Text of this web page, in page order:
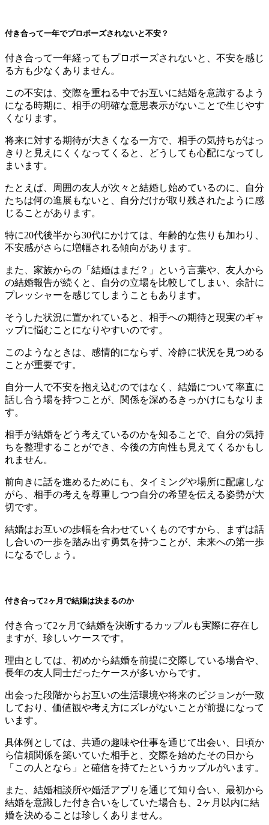
付き合って一年でプロポーズされないと不安？
付き合って一年経ってもプロポーズされないと、不安を感じ
る方も少なくありません。
この不安は、交際を重ねる中でお互いに結婚を意識するよう
になる時期に、相手の明確な意思表示がないことで生じやす
くなります。
将来に対する期待が大きくなる一方で、相手の気持ちがはっ
きりと見えにくくなってくると、どうしても心配になってし
まいます。
たとえば、周囲の友人が次々と結婚し始めているのに、自分
たちは何の進展もないと、自分だけが取り残されたように感
じることがあります。
特に20代後半から30代にかけては、年齢的な焦りも加わり、
不安感がさらに増幅される傾向があります。
また、家族からの「結婚はまだ？」という言葉や、友人から
の結婚報告が続くと、自分の立場を比較してしまい、余計に
プレッシャーを感じてしまうこともあります。
そうした状況に置かれていると、相手への期待と現実のギャ
ップに悩むことになりやすいのです。
このようなときは、感情的にならず、冷静に状況を見つめる
ことが重要です。
自分一人で不安を抱え込むのではなく、結婚について率直に
話し合う場を持つことが、関係を深めるきっかけにもなりま
す。
相手が結婚をどう考えているのかを知ることで、自分の気持
ちを整理することができ、今後の方向性も見えてくるかもし
れません。
前向きに話を進めるためにも、タイミングや場所に配慮しな
がら、相手の考えを尊重しつつ自分の希望を伝える姿勢が大
切です。
結婚はお互いの歩幅を合わせていくものですから、まずは話
し合いの一歩を踏み出す勇気を持つことが、未来への第一歩
になるでしょう。
付き合って2ヶ月で結婚は決まるのか
付き合って2ヶ月で結婚を決断するカップルも実際に存在し
ますが、珍しいケースです。
理由としては、初めから結婚を前提に交際している場合や、
長年の友人同士だったケースが多いからです。
出会った段階からお互いの生活環境や将来のビジョンが一致
しており、価値観や考え方にズレがないことが前提になって
います。
具体例としては、共通の趣味や仕事を通じて出会い、日頃か
ら信頼関係を築いていた相手と、交際を始めたその日から
「この人となら」と確信を持てたというカップルがいます。
また、結婚相談所や婚活アプリを通じて知り合い、最初から
結婚を意識した付き合いをしていた場合も、2ヶ月以内に結
婚を決めることは珍しくありません。